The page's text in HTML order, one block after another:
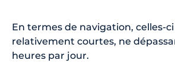
En termes de navigation, celles-
relativement courtes, ne
heures par jour.